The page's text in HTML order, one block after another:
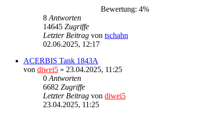
Bewertung: 4%
8 Antworten
14645 Zugriffe
Letzter Beitrag von tschahn
02.06.2025, 12:17
ACERBIS Tank 1843A
von diwei5 » 23.04.2025, 11:25
0 Antworten
6682 Zugriffe
Letzter Beitrag von diwei5
23.04.2025, 11:25